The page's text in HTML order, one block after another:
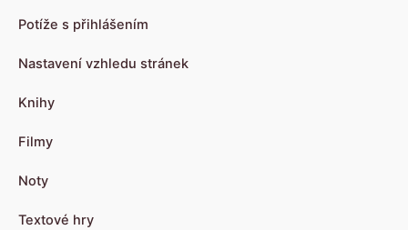
Potíže s přihlášením
Nastavení vzhledu stránek
Knihy
Filmy
Noty
Textové hry